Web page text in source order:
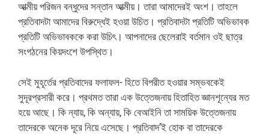
আত্মীয় পরিজন বন্ধুদের সন্তান আত্মীয়। তারা আমাদেরই অংশ। তাহলে
প্রতিবাদটা আমাদের বিরুদ্ধেই হওয়া উচিত। প্রতিবাদটা প্রতিটি অভিভাবক
প্রতিটি অভিভাবককে করা উচিৎ। আপনাদের ছেলেরাই বর্তমান ওই ছাত্র
সংগঠনের কিয়দংশে উপস্থিত।
সেই মুহূর্তের প্রতিবাদের ফলাফল- হিতে বিপরীত হওয়ার সম্ভবকেই
সুদূরপ্রসারী করে। প্রথমত তারা এক উত্তেজনায় হিতাহিত জ্ঞানশূন্যের মত
হয়ে আছে। কি ন্যায়, কি অন্যায়, কি বেআইনি তা সাময়িক উত্তেজনায়
তাদেরকে অনেক দূরে নিয়ে এসেছে। প্রতিবাদ’ই হোক বা তাদেরকে